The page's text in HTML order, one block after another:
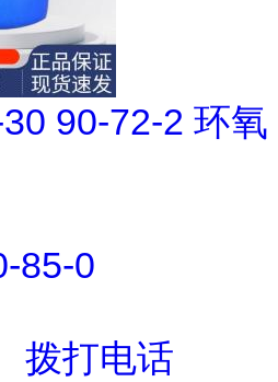
90-72-2 环氧
85-0
拨打电话